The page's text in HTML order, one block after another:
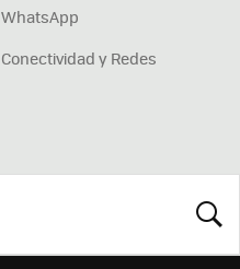
WhatsApp
Conectividad y Redes